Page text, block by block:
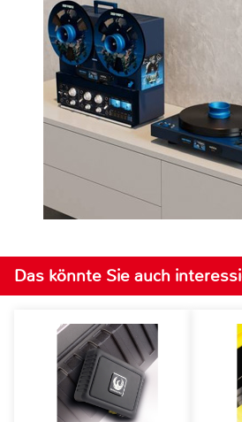
Das könnte Sie auch